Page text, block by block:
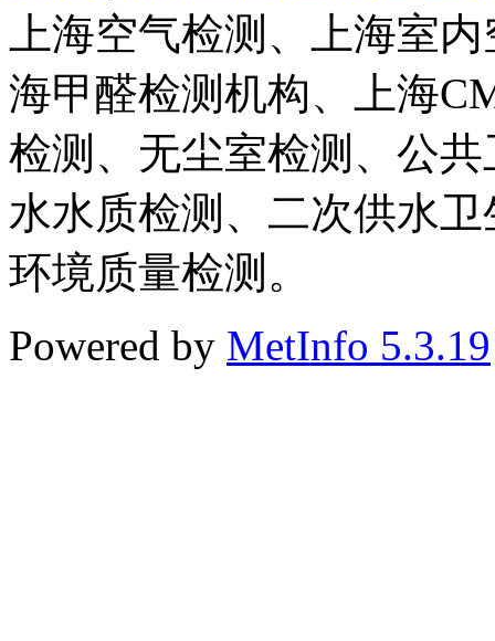
上海空气检测、上海室
海甲醛检测机构、上海
检测、无尘室检测、公
水水质检测、二次供水
环境质量检测。
Powered by MetInfo 5.3.19